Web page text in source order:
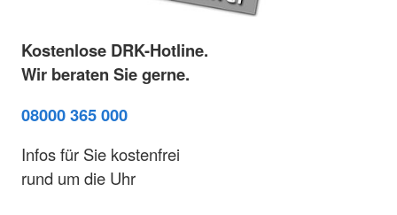
Kostenlose DRK-Hotline.
Wir beraten Sie gerne.
08000 365 000
Infos für Sie kostenfrei
rund um die Uhr